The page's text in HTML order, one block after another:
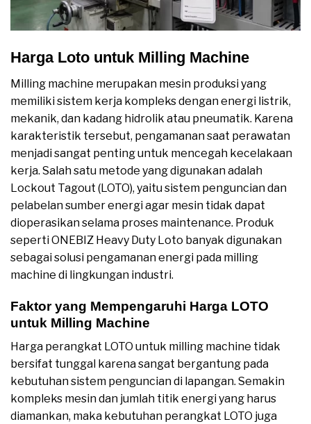
Harga Loto untuk Milling Machine
Milling machine merupakan mesin produksi yang
memiliki sistem kerja kompleks dengan energi listrik,
mekanik, dan kadang hidrolik atau pneumatik. Karena
karakteristik tersebut, pengamanan saat perawatan
menjadi sangat penting untuk mencegah kecelakaan
kerja. Salah satu metode yang digunakan adalah
Lockout Tagout (LOTO), yaitu sistem penguncian dan
pelabelan sumber energi agar mesin tidak dapat
dioperasikan selama proses maintenance. Produk
seperti ONEBIZ Heavy Duty Loto banyak digunakan
sebagai solusi pengamanan energi pada milling
machine di lingkungan industri.
Faktor yang Mempengaruhi Harga LOTO
untuk Milling Machine
Harga perangkat LOTO untuk milling machine tidak
bersifat tunggal karena sangat bergantung pada
kebutuhan sistem penguncian di lapangan. Semakin
kompleks mesin dan jumlah titik energi yang harus
diamankan, maka kebutuhan perangkat LOTO juga